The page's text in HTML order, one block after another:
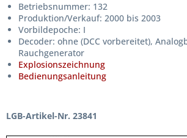
Betriebsnummer: 132
Produktion/Verkauf: 2000 bis 2003
Vorbildepoche: I
Decoder: ohne (DCC vorbereitet),
Rauchgenerator
Explosionszeichnung
Bedienungsanleitung
LGB-Artikel-Nr. 23841